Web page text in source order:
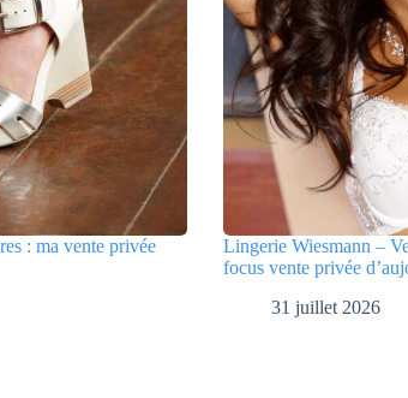
: ma vente privée
Lingerie Wiesmann –
focus vente privée
31 juillet 2026